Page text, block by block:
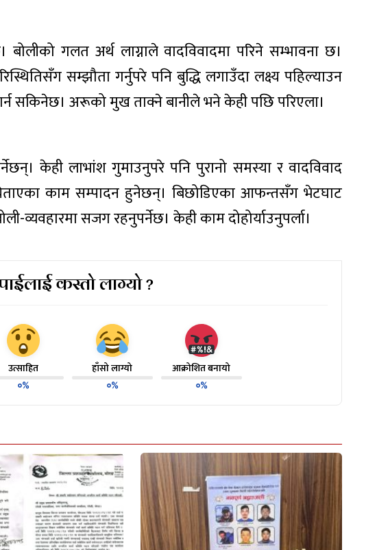
गलत अर्थ लाग्नाले वादविवादमा परिने सम्भावना छ।
सम्झौता गर्नुपरे पनि बुद्धि लगाउँदा लक्ष्य पहिल्याउन
सकिनेछ। अरूको मुख ताक्ने बानीले भने केही पछि परिएला।
केही लाभांश गुमाउनुपरे पनि पुरानो समस्या र वादविवाद
काम सम्पादन हुनेछन्। बिछोडिएका आफन्तसँग भेटघाट
सजग रहनुपर्नेछ। केही काम दोहोर्याउनुपर्ला।
कस्तो लाग्यो ?
उत्साहित
०%
हाँसो लाग्यो
०%
आक्रोशित बनायो
०%